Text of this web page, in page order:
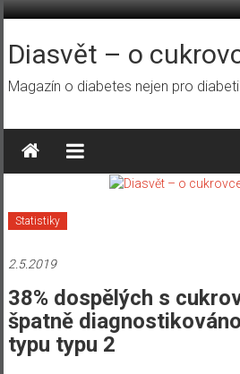
Přeskočit
obsah
Diasvět – o
Magazín o diabetes nejen pro
Statistiky
2.5.2019
38% dospělých s
špatně
typu typu 2